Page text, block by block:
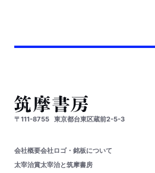
〒111-8755 東京都台東区蔵前2-5-3
会社概要会社ロゴ・銘板について
太宰治賞太宰治と筑摩書房